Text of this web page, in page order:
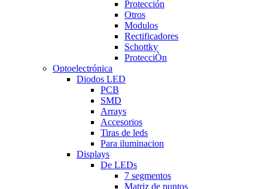
Protección
Otros
Modulos
Rectificadores
Schottky
ProtecciÒn
Optoelectrónica
Diodos LED
PCB
SMD
Arrays
Accesorios
Tiras de leds
Para iluminacion
Displays
De LEDs
7 segmentos
Matriz de puntos